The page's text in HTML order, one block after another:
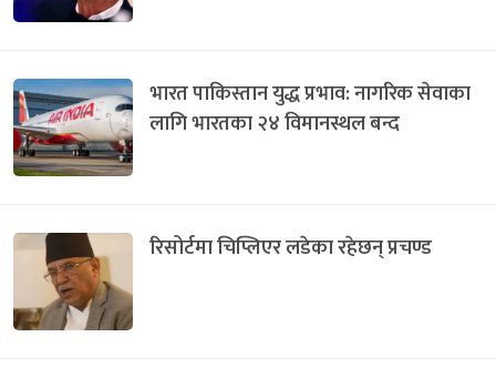
भारत पाकिस्तान युद्ध प्रभाव: नागरिक सेवाका
लागि भारतका २४ विमानस्थल बन्द
रिसोर्टमा चिप्लिएर लडेका रहेछन् प्रचण्ड